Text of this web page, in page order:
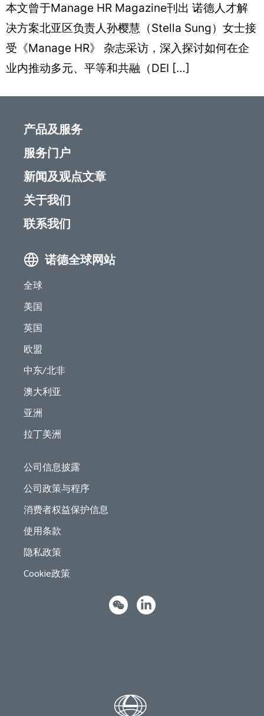
本文曾于Manage HR Magazine刊出 诺德人才解
决方案北亚区负责人孙樱慧（Stella Sung）女士接
受《Manage HR》 杂志采访，深入探讨如何在企
业内推动多元、平等和共融（DEI […]
产品及服务
服务门户
新闻及观点文章
关于我们
联系我们
诺德全球网站
全球
美国
英国
欧盟
中东/北非
澳大利亚
亚洲
拉丁美洲
公司信息披露
公司政策与程序
消费者权益保护信息
使用条款
隐私政策
Cookie政策